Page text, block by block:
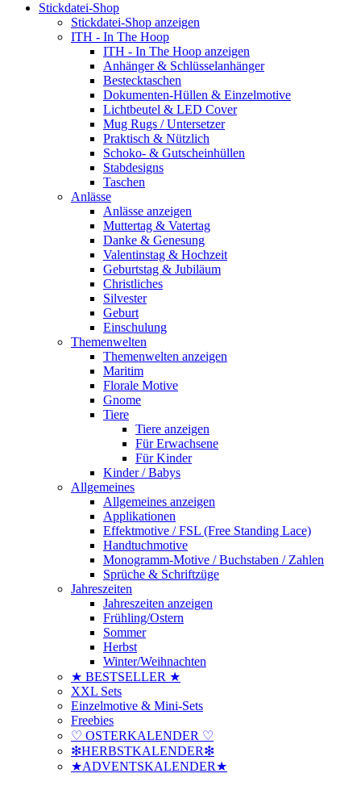
Stickdatei-Shop
Stickdatei-Shop anzeigen
ITH - In The Hoop
ITH - In The Hoop anzeigen
Anhänger & Schlüsselanhänger
Bestecktaschen
Dokumenten-Hüllen & Einzelmotive
Lichtbeutel & LED Cover
Mug Rugs / Untersetzer
Praktisch & Nützlich
Schoko- & Gutscheinhüllen
Stabdesigns
Taschen
Anlässe
Anlässe anzeigen
Muttertag & Vatertag
Danke & Genesung
Valentinstag & Hochzeit
Geburtstag & Jubiläum
Christliches
Silvester
Geburt
Einschulung
Themenwelten
Themenwelten anzeigen
Maritim
Florale Motive
Gnome
Tiere
Tiere anzeigen
Für Erwachsene
Für Kinder
Kinder / Babys
Allgemeines
Allgemeines anzeigen
Applikationen
Effektmotive / FSL (Free Standing Lace)
Handtuchmotive
Monogramm-Motive / Buchstaben / Zahlen
Sprüche & Schriftzüge
Jahreszeiten
Jahreszeiten anzeigen
Frühling/Ostern
Sommer
Herbst
Winter/Weihnachten
★ BESTSELLER ★
XXL Sets
Einzelmotive & Mini-Sets
Freebies
♡ OSTERKALENDER ♡
❇HERBSTKALENDER❇
★ADVENTSKALENDER★